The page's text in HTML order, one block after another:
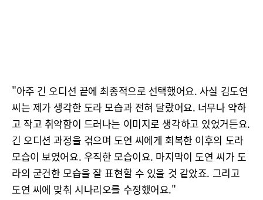
"아주 긴 오디션 끝에 최종적으로 선택했어요. 사실 김도연
씨는 제가 생각한 도라 모습과 전혀 달랐어요. 너무나 약하
고 작고 취약함이 드러나는 이미지로 생각하고 있었거든요.
긴 오디션 과정을 겪으며 도연 씨에게 회복한 이후의 도라
모습이 보였어요. 우직한 모습이요. 마지막이 도연 씨가 도
라의 굳건한 모습을 잘 표현할 수 있을 것 같았죠. 그리고
도연 씨에 맞춰 시나리오를 수정했어요."